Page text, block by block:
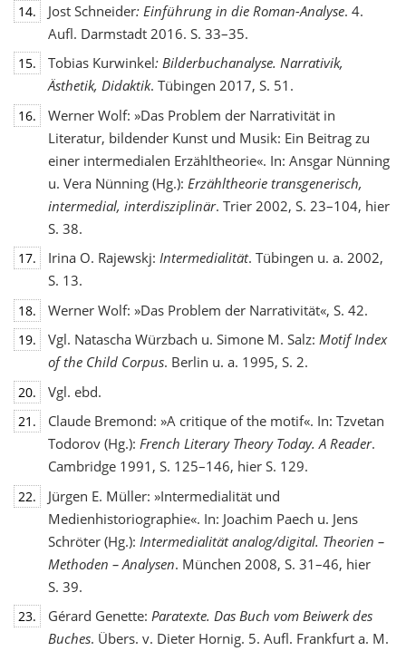
14. Jost Schneider: Einführung in die Roman-Analyse. 4.
Aufl. Darmstadt 2016. S. 33–35.
15. Tobias Kurwinkel: Bilderbuchanalyse. Narrativik,
Ästhetik, Didaktik. Tübingen 2017, S. 51.
16.
Werner Wolf: »Das Problem der Narrativität in
Literatur, bildender Kunst und Musik: Ein Beitrag zu
einer intermedialen Erzähltheorie«. In: Ansgar Nünning
u. Vera Nünning (Hg.): Erzähltheorie transgenerisch,
intermedial, interdisziplinär. Trier 2002, S. 23–104, hier
S. 38.
17. Irina O. Rajewskj: Intermedialität. Tübingen u. a. 2002,
S. 13.
18. Werner Wolf: »Das Problem der Narrativität«, S. 42.
19. Vgl. Natascha Würzbach u. Simone M. Salz: Motif Index
of the Child Corpus. Berlin u. a. 1995, S. 2.
20. Vgl. ebd.
21.
Claude Bremond: »A critique of the motif«. In: Tzvetan
Todorov (Hg.): French Literary Theory Today. A Reader.
Cambridge 1991, S. 125–146, hier S. 129.
22.
Jürgen E. Müller: »Intermedialität und
Medienhistoriographie«. In: Joachim Paech u. Jens
Schröter (Hg.): Intermedialität analog/digital. Theorien –
Methoden – Analysen. München 2008, S. 31–46, hier
S. 39.
23. Gérard Genette: Paratexte. Das Buch vom Beiwerk des
Buches. Übers. v. Dieter Hornig. 5. Aufl. Frankfurt a. M.